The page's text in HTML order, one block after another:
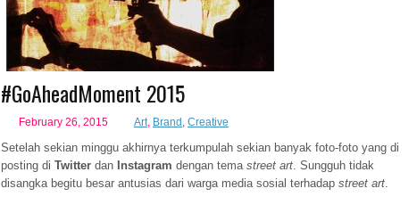
#GoAheadMoment 2015
February 26, 2015 Art, Brand , Creative
Setelah sekian minggu akhirnya terkumpulah sekian banyak foto-foto yang di
posting di Twitter dan Instagram dengan tema street art. Sungguh tidak
disangka begitu besar antusias dari warga media sosial terhadap street art.